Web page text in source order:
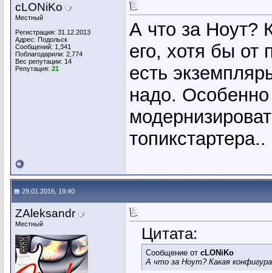
cLONiKo
Местный
Регистрация: 31.12.2013
Адрес: Подольск
Сообщений: 1,341
Поблагодарили: 2,774
Вес репутации: 14
Репутация: 21
А что за Ноут?
его, хотя бы от
есть
надо.
29.01.2016, 19:40
ZAleksandr
Местный
Цитата:
Сообщение от cLONiKo
А что за Ноут? Какая